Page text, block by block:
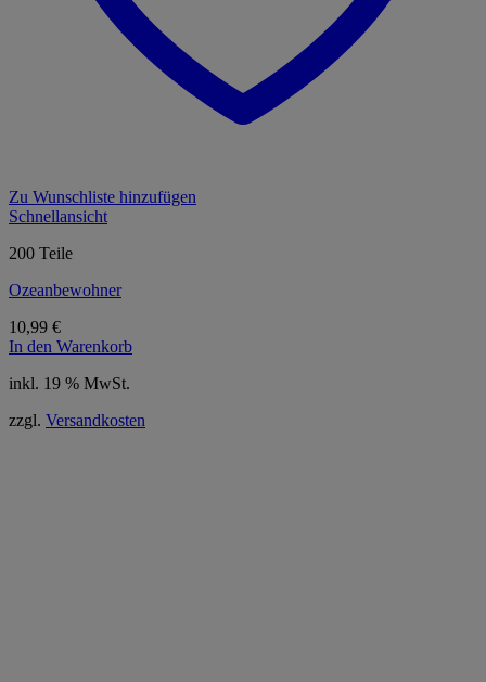
Zu Wunschliste hinzufügen
Schnellansicht
200 Teile
Ozeanbewohner
10,99 €
In den Warenkorb
inkl. 19 % MwSt.
zzgl. Versandkosten